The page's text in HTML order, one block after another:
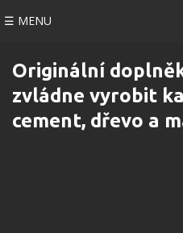
☰ MENU
Originální
zvládne vyrobit
cement, dřevo a